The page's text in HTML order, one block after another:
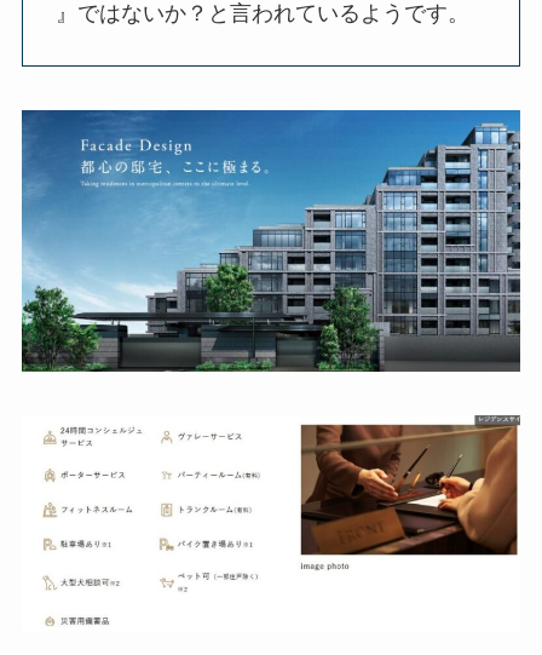
』ではないか？と言われているようです。